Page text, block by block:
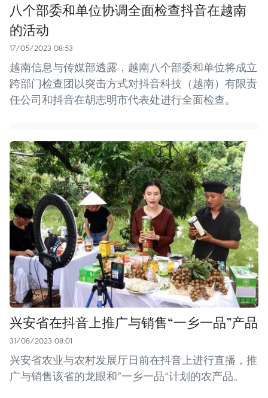
八个部委和单位协调全面检查抖音在越南
的活动
17/05/2023 08:53
越南信息与传媒部透露，越南八个部委和单位将成立
跨部门检查团以突击方式对抖音科技（越南）有限责
任公司和抖音在胡志明市代表处进行全面检查。
兴安省在抖音上推广与销售“一乡一品”产品
31/08/2023 08:01
兴安省农业与农村发展厅日前在抖音上进行直播，推
广与销售该省的龙眼和“一乡一品”计划的农产品。